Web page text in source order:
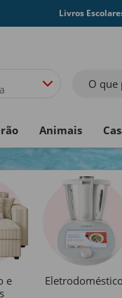
Livros
O que
Animais
e